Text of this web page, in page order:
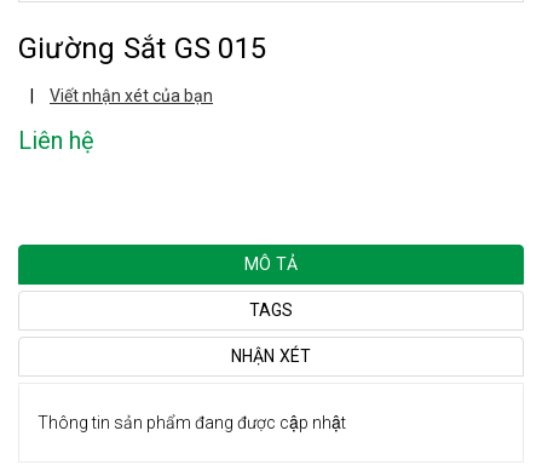
Giường Sắt GS 015
Viết nhận xét của bạn
Liên hệ
MÔ TẢ
TAGS
NHẬN XÉT
Thông tin sản phẩm đang được cập nhật